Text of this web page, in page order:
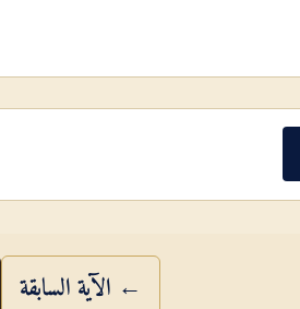
← الآية السابقة